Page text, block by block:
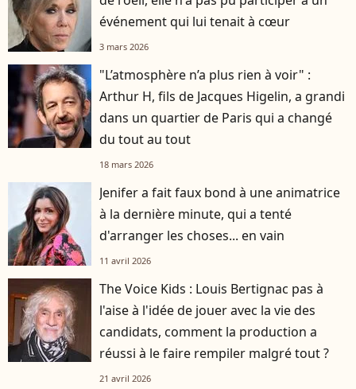
événement qui lui tenait à cœur
3 mars 2026
"L’atmosphère n’a plus rien à voir" :
Arthur H, fils de Jacques Higelin, a grandi
dans un quartier de Paris qui a changé
du tout au tout
18 mars 2026
Jenifer a fait faux bond à une animatrice
à la dernière minute, qui a tenté
d'arranger les choses... en vain
11 avril 2026
The Voice Kids : Louis Bertignac pas à
l'aise à l'idée de jouer avec la vie des
candidats, comment la production a
réussi à le faire rempiler malgré tout ?
21 avril 2026